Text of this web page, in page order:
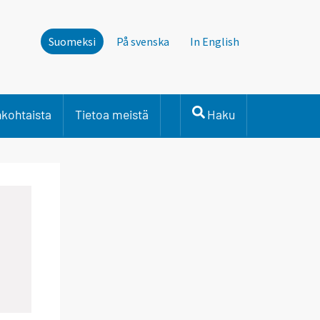
Suomeksi På svenska In English
Tietoa meistä Haku